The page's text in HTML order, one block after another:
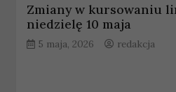
Zmiany w kursowaniu
niedzielę 10 maja
5 maja, 2026 redakcja